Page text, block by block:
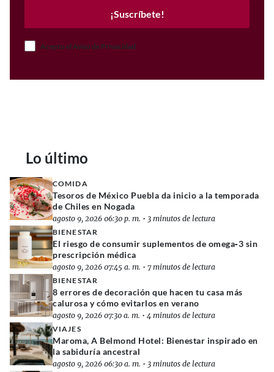
¡Suscríbete!
Acepto el Aviso de Privacidad
Lo último
COMIDA
Tesoros de México Puebla da inicio a la temporada
de Chiles en Nogada
agosto 9, 2026 06:30 p. m. • 3 minutos de lectura
BIENESTAR
El riesgo de consumir suplementos de omega‑3 sin
prescripción médica
agosto 9, 2026 07:45 a. m. • 7 minutos de lectura
BIENESTAR
8 errores de decoración que hacen tu casa más
calurosa y cómo evitarlos en verano
agosto 9, 2026 07:30 a. m. • 4 minutos de lectura
VIAJES
Maroma, A Belmond Hotel: Bienestar inspirado en
la sabiduría ancestral
agosto 9, 2026 06:30 a. m. • 3 minutos de lectura